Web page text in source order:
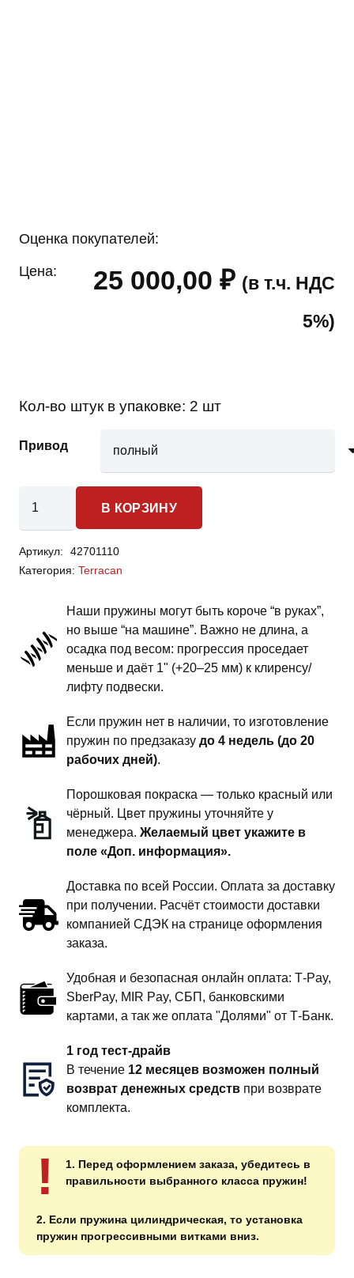
Оценка покупателей:
Цена: 25 000,00 ₽ (в т.ч. НДС
5%)
Кол-во штук в упаковке: 2 шт
Привод
товара
Terracan-
пружины
подвески
1.5
В КОРЗИНУ
Артикул:
42701110
Категория: Terracan
Наши пружины могут быть короче “в руках”,
но выше “на машине”. Важно не длина, а
осадка под весом: прогрессия проседает
меньше и даёт 1" (+20–25 мм) к клиренсу/
лифту подвески.
Если пружин нет в наличии, то изготовление
пружин по предзаказу до 4 недель (до 20
рабочих дней).
Порошковая покраска — только красный или
чёрный. Цвет пружины уточняйте у
менеджера. Желаемый цвет укажите в
поле «Доп. информация».
Доставка по всей России. Оплата за доставку
при получении. Расчёт стоимости доставки
компанией СДЭК на странице оформления
заказа.
Удобная и безопасная онлайн оплата: T‑Pay,
SberPay, MIR Pay, СБП, банковскими
картами, а так же оплата "Долями" от Т-Банк.
1 год тест-драйв
В течение 12 месяцев возможен полный
возврат денежных средств при возврате
комплекта.
!
1. Перед оформлением заказа, убедитесь в
правильности выбранного класса пружин!
2. Если пружина цилиндрическая, то установка
пружин прогрессивными витками вниз.